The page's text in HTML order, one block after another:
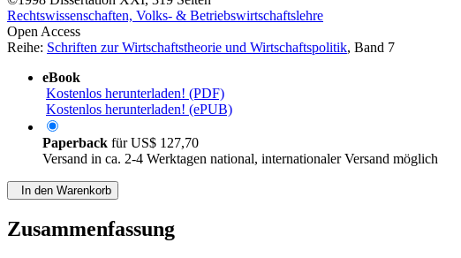
Rechtswissenschaften, Volks- & Betriebswirtschaftslehre
Open Access
Reihe: Schriften zur Wirtschaftstheorie und Wirtschaftspolitik, Band 7
eBook
Kostenlos herunterladen! (PDF)
Kostenlos herunterladen! (ePUB)
Paperback fürUS$ 127,70
Versand in ca. 2-4 Werktagen national, internationaler Versand möglich
In den Warenkorb
Zusammenfassung